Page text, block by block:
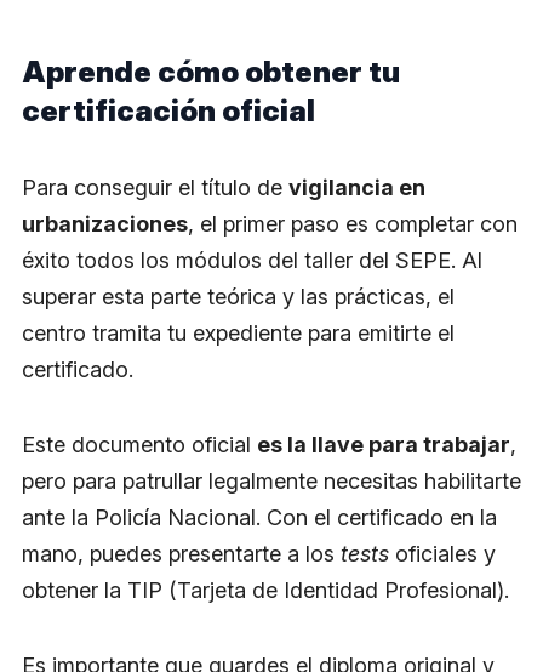
Aprende cómo obtener tu
certificación oficial
Para conseguir el título de vigilancia en
urbanizaciones, el primer paso es completar con
éxito todos los módulos del taller del SEPE. Al
superar esta parte teórica y las prácticas, el
centro tramita tu expediente para emitirte el
certificado.
Este documento oficial es la llave para trabajar,
pero para patrullar legalmente necesitas habilitarte
ante la Policía Nacional. Con el certificado en la
mano, puedes presentarte a los tests oficiales y
obtener la TIP (Tarjeta de Identidad Profesional).
Es importante que guardes el diploma original y